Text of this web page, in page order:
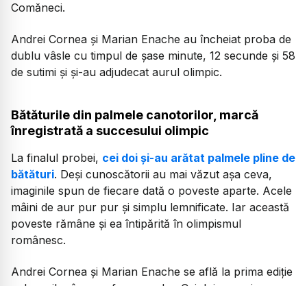
Comăneci.
Andrei Cornea și Marian Enache au încheiat proba de
dublu vâsle cu timpul de șase minute, 12 secunde și 58
de sutimi și și-au adjudecat aurul olimpic.
Bătăturile din palmele canotorilor, marcă
înregistrată a succesului olimpic
La finalul probei, cei doi și-au arătat palmele pline de
bătături. Deși cunoscătorii au mai văzut așa ceva,
imaginile spun de fiecare dată o poveste aparte. Acele
mâini de aur pur pur și simplu lemnificate. Iar această
poveste rămâne și ea întipărită în olimpismul
românesc.
Andrei Cornea și Marian Enache se află la prima ediție